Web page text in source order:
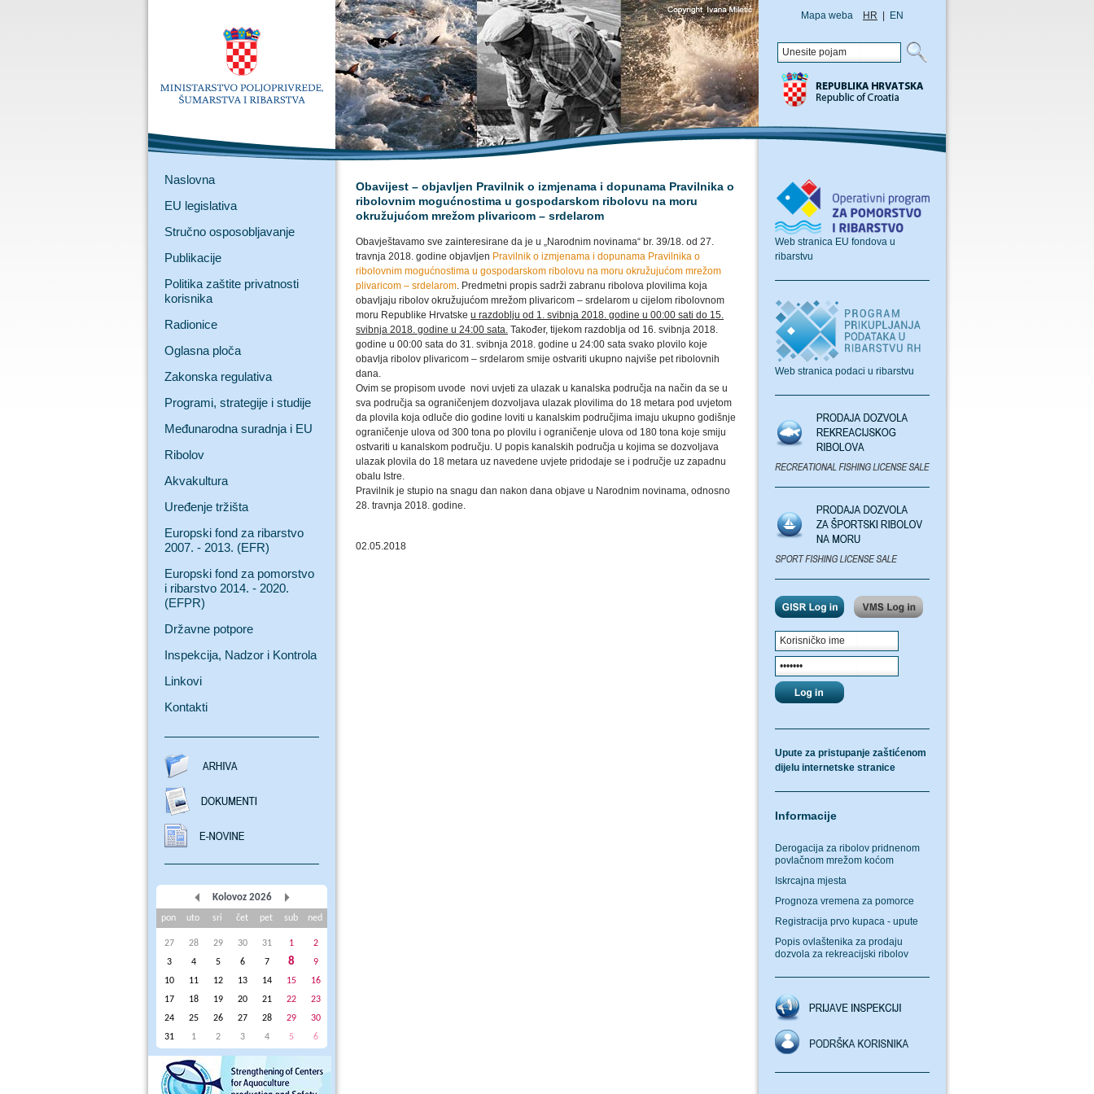
Mapa weba HR EN
Naslovna
EU legislativa
Stručno osposobljavanje
Publikacije
Politika zaštite privatnosti
korisnika
Radionice
Oglasna ploča
Zakonska regulativa
Programi, strategije i studije
Međunarodna suradnja i EU
Ribolov
Akvakultura
Uređenje tržišta
Europski fond za ribarstvo
2007. - 2013. (EFR)
Europski fond za pomorstvo
i ribarstvo 2014. - 2020.
(EFPR)
Državne potpore
Inspekcija, Nadzor i Kontrola
Linkovi
Kontakti
Kolovoz 2026
pon uto sri čet pet sub ned
27 28 29 30 31 1
2
3
4 5 6 7 8
9
10
11 12 13 14 15
16
17
18 19 20 21 22
23
24
25 26 27 28 29
30
31
1 2 3 4 5 6
Obavijest – objavljen Pravilnik o izmjenama i dopunama Pravilnika o
ribolovnim mogućnostima u gospodarskom ribolovu na moru
okružujućom mrežom plivaricom – srdelarom
Obavještavamo sve zainteresirane da je u „Narodnim novinama“ br. 39/18. od 27.
travnja 2018. godine objavljen Pravilnik o izmjenama i dopunama Pravilnika o
ribolovnim mogućnostima u gospodarskom ribolovu na moru okružujućom mrežom
plivaricom – srdelarom. Predmetni propis sadrži zabranu ribolova plovilima koja
obavljaju ribolov okružujućom mrežom plivaricom – srdelarom u cijelom ribolovnom
moru Republike Hrvatske u razdoblju od 1. svibnja 2018. godine u 00:00 sati do 15.
svibnja 2018. godine u 24:00 sata. Također, tijekom razdoblja od 16. svibnja 2018.
godine u 00:00 sata do 31. svibnja 2018. godine u 24:00 sata svako plovilo koje
obavlja ribolov plivaricom – srdelarom smije ostvariti ukupno najviše pet ribolovnih
dana.
Ovim se propisom uvode novi uvjeti za ulazak u kanalska područja na način da se u
sva područja sa ograničenjem dozvoljava ulazak plovilima do 18 metara pod uvjetom
da plovila koja odluče dio godine loviti u kanalskim područjima imaju ukupno godišnje
ograničenje ulova od 300 tona po plovilu i ograničenje ulova od 180 tona koje smiju
ostvariti u kanalskom području. U popis kanalskih područja u kojima se dozvoljava
ulazak plovila do 18 metara uz navedene uvjete pridodaje se i područje uz zapadnu
obalu Istre.
Pravilnik je stupio na snagu dan nakon dana objave u Narodnim novinama, odnosno
28. travnja 2018. godine.
02.05.2018
Web stranica EU fondova u
ribarstvu
Web stranica podaci u ribarstvu
Upute za pristupanje zaštićenom
dijelu internetske stranice
Informacije
Derogacija za ribolov pridnenom
povlačnom mrežom koćom
Iskrcajna mjesta
Prognoza vremena za pomorce
Registracija prvo kupaca - upute
Popis ovlaštenika za prodaju
dozvola za rekreacijski ribolov